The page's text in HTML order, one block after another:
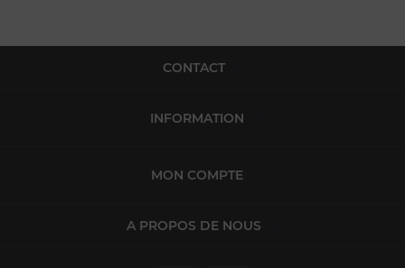
CONTACT
INFORMATION
MON COMPTE
A PROPOS DE NOUS